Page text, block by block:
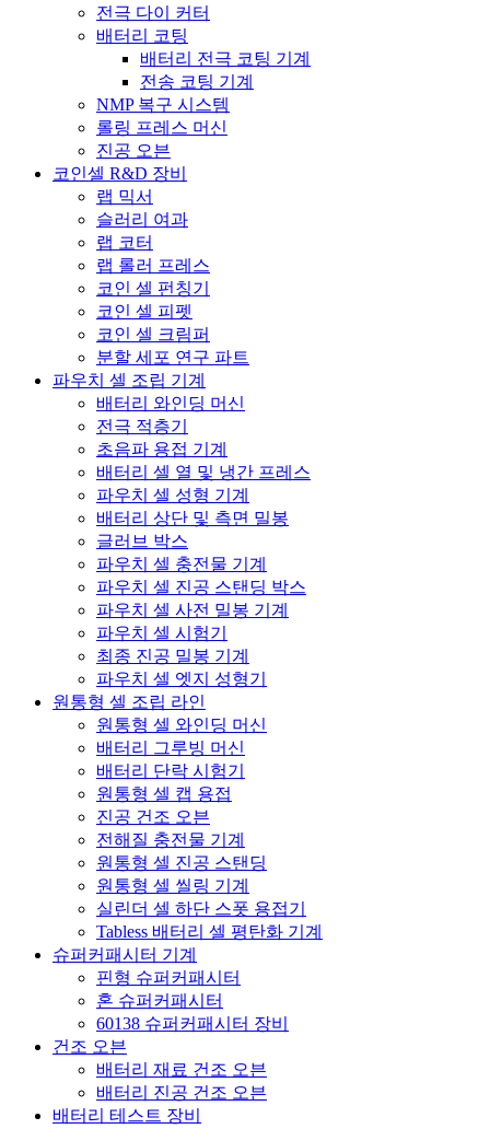
전극 다이 커터
배터리 코팅
배터리 전극 코팅 기계
전송 코팅 기계
NMP 복구 시스템
롤링 프레스 머신
진공 오븐
코인셀 R&D 장비
랩 믹서
슬러리 여과
랩 코터
랩 롤러 프레스
코인 셀 펀칭기
코인 셀 피펫
코인 셀 크림퍼
분할 세포 연구 파트
파우치 셀 조립 기계
배터리 와인딩 머신
전극 적층기
초음파 용접 기계
배터리 셀 열 및 냉간 프레스
파우치 셀 성형 기계
배터리 상단 및 측면 밀봉
글러브 박스
파우치 셀 충전물 기계
파우치 셀 진공 스탠딩 박스
파우치 셀 사전 밀봉 기계
파우치 셀 시험기
최종 진공 밀봉 기계
파우치 셀 엣지 성형기
원통형 셀 조립 라인
원통형 셀 와인딩 머신
배터리 그루빙 머신
배터리 단락 시험기
원통형 셀 캡 용접
진공 건조 오븐
전해질 충전물 기계
원통형 셀 진공 스탠딩
원통형 셀 씰링 기계
실린더 셀 하단 스폿 용접기
Tabless 배터리 셀 평탄화 기계
슈퍼커패시터 기계
핀형 슈퍼커패시터
혼 슈퍼커패시터
60138 슈퍼커패시터 장비
건조 오븐
배터리 재료 건조 오븐
배터리 진공 건조 오븐
배터리 테스트 장비